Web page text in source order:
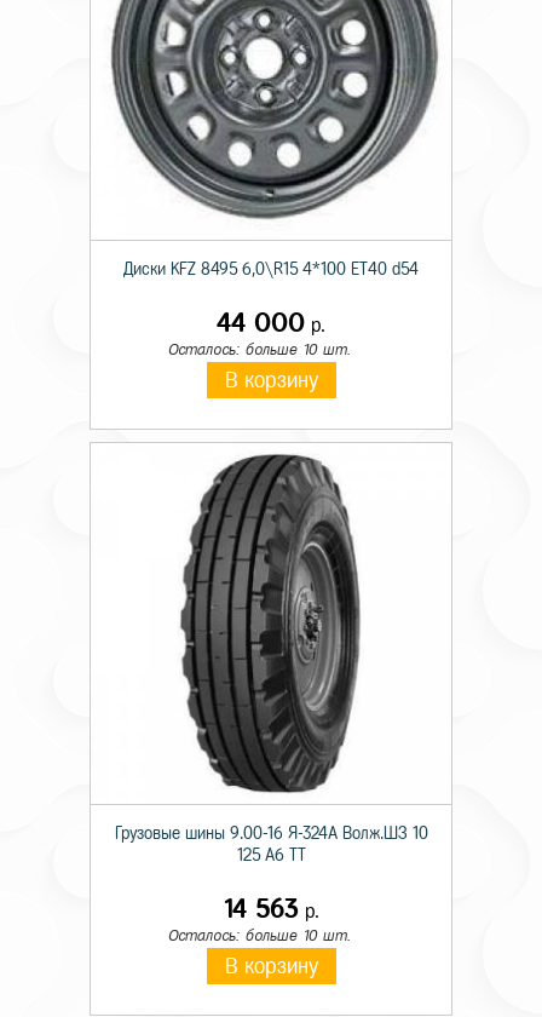
Диски KFZ 8495 6,0\R15 4*100 ET40 d54
44 000 р.
Осталось: больше 10 шт.
В корзину
Грузовые шины 9.00-16 Я-324А Волж.ШЗ 10
125 A6 TT
14 563р.
Осталось: больше 10 шт.
В корзину